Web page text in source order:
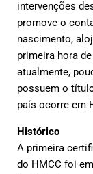
intervenções
promove o
nascimento,
primeira hora
atualmente,
possuem o
país ocorre em
Histórico
A primeira
do HMCC foi